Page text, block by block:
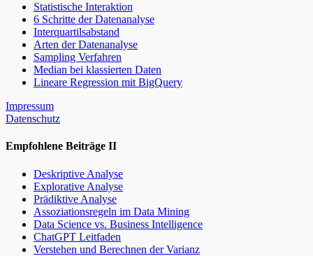
Statistische Interaktion
6 Schritte der Datenanalyse
Interquartilsabstand
Arten der Datenanalyse
Sampling Verfahren
Median bei klassierten Daten
Lineare Regression mit BigQuery
Impressum
Datenschutz
Empfohlene Beiträge II
Deskriptive Analyse
Explorative Analyse
Prädiktive Analyse
Assoziationsregeln im Data Mining
Data Science vs. Business Intelligence
ChatGPT Leitfaden
Verstehen und Berechnen der Varianz